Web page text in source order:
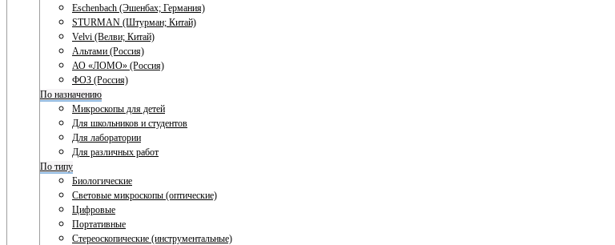
Eschenbach (Эшенбах; Германия)
STURMAN (Штурман; Китай)
Velvi (Велви; Китай)
Альтами (Россия)
АО «ЛОМО» (Россия)
ФОЗ (Россия)
По назначению
Микроскопы для детей
Для школьников и студентов
Для лаборатории
Для различных работ
По типу
Биологические
Световые микроскопы (оптические)
Цифровые
Портативные
Стереоскопические (инструментальные)